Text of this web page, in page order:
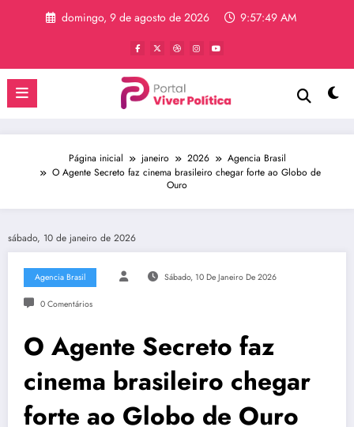
domingo, 9 de agosto de 2026 9:57:50 AM
Página inicial janeiro 2026
Agencia Brasil
O Agente Secreto faz cinema brasileiro chegar forte ao Globo de
Ouro
sábado, 10 de janeiro de 2026
Agencia Brasil Sábado, 10 De Janeiro De 2026
0 Comentários
O Agente Secreto faz
cinema brasileiro chegar
forte ao Globo de Ouro